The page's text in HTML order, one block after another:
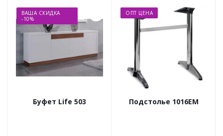
ВАША СКИДКА
-10%
Буфет Life 503
ОПТ ЦЕНА
Подстолье 1016EM